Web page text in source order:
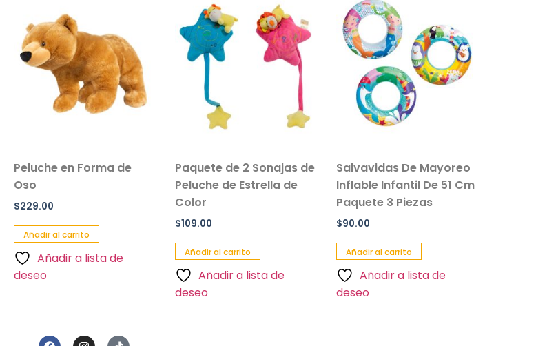
Peluche en Forma de
Oso
$229.00
Añadir al carrito
Añadir a lista de
deseo
Paquete de 2 Sonajas de
Peluche de Estrella de
Color
$109.00
Añadir al carrito
Añadir a lista de
deseo
Salvavidas De Mayoreo
Inflable Infantil De 51 Cm
Paquete 3 Piezas
$90.00
Añadir al carrito
Añadir a lista de
deseo